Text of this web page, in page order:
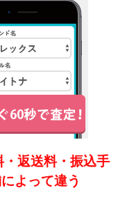
・返送料・振込手
よって違う